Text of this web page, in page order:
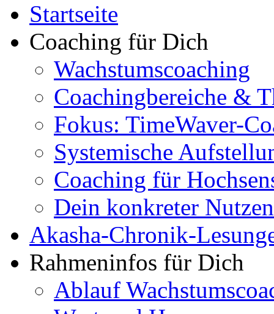
Startseite
Coaching für Dich
Wachstumscoaching
Coachingbereiche &
Fokus: TimeWaver-
Systemische
Coaching für
Dein konkreter Nutzen
Akasha-Chronik-
Rahmeninfos für Dich
Ablauf